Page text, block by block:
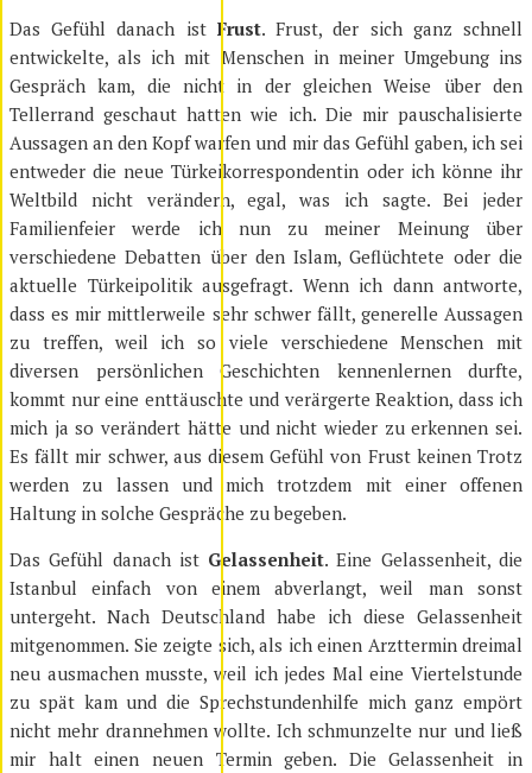
Das Gefühl danach ist Frust. Frust, der sich ganz schnell
entwickelte, als ich mit Menschen in meiner Umgebung ins
Gespräch kam, die nicht in der gleichen Weise über den
Tellerrand geschaut hatten wie ich. Die mir pauschalisierte
Aussagen an den Kopf warfen und mir das Gefühl gaben, ich sei
entweder die neue Türkeikorrespondentin oder ich könne ihr
Weltbild nicht verändern, egal, was ich sagte. Bei jeder
Familienfeier werde ich nun zu meiner Meinung über
verschiedene Debatten über den Islam, Geflüchtete oder die
aktuelle Türkeipolitik ausgefragt. Wenn ich dann antworte,
dass es mir mittlerweile sehr schwer fällt, generelle Aussagen
zu treffen, weil ich so viele verschiedene Menschen mit
diversen persönlichen Geschichten kennenlernen durfte,
kommt nur eine enttäuschte und verärgerte Reaktion, dass ich
mich ja so verändert hätte und nicht wieder zu erkennen sei.
Es fällt mir schwer, aus diesem Gefühl von Frust keinen Trotz
werden zu lassen und mich trotzdem mit einer offenen
Haltung in solche Gespräche zu begeben.
Das Gefühl danach ist Gelassenheit. Eine Gelassenheit, die
Istanbul einfach von einem abverlangt, weil man sonst
untergeht. Nach Deutschland habe ich diese Gelassenheit
mitgenommen. Sie zeigte sich, als ich einen Arzttermin dreimal
neu ausmachen musste, weil ich jedes Mal eine Viertelstunde
zu spät kam und die Sprechstundenhilfe mich ganz empört
nicht mehr drannehmen wollte. Ich schmunzelte nur und ließ
mir halt einen neuen Termin geben. Die Gelassenheit in